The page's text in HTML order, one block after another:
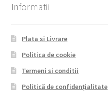
Informatii
Plata si Livrare
Politica de cookie
Termeni si conditii
Politică de confidențialitate